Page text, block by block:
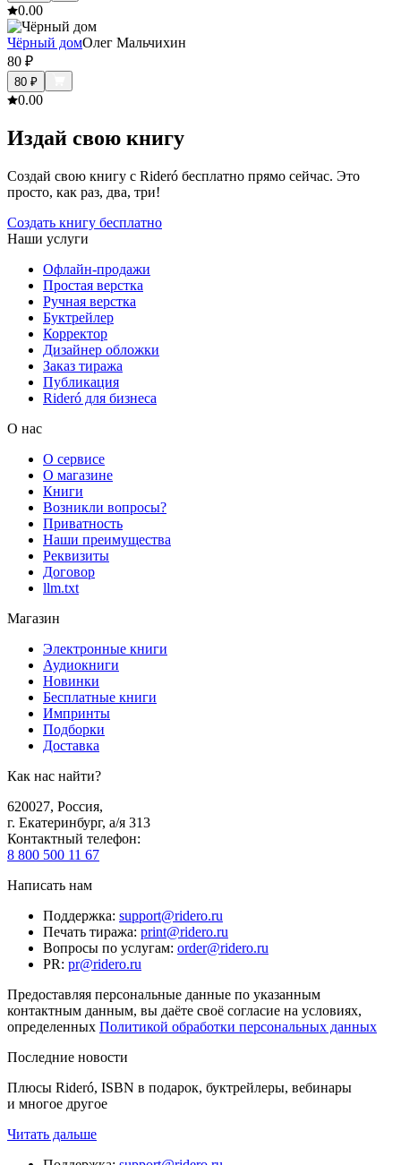
0.00
Чёрный домОлег Мальчихин
80 ₽
80 ₽
0.00
Издай свою книгу
Создай свою книгу с Rideró бесплатно прямо сейчас. Это
просто, как раз, два, три!
Создать книгу бесплатно
Наши услуги
Офлайн-продажи
Простая верстка
Ручная верстка
Буктрейлер
Корректор
Дизайнер обложки
Заказ тиража
Публикация
Rideró для бизнеса
О нас
О сервисе
О магазине
Книги
Возникли вопросы?
Приватность
Наши преимущества
Реквизиты
Договор
llm.txt
Магазин
Электронные книги
Аудиокниги
Новинки
Бесплатные книги
Импринты
Подборки
Доставка
Как нас найти?
620027, Россия,
г. Екатеринбург, а/я 313
Контактный телефон:
8 800 500 11 67
Написать нам
Поддержка: support@ridero.ru
Печать тиража: print@ridero.ru
Вопросы по услугам: order@ridero.ru
PR: pr@ridero.ru
Предоставляя персональные данные по указанным
контактным данным, вы даёте своё согласие на условиях,
определенных Политикой обработки персональных данных
Последние новости
Плюсы Rideró, ISBN в подарок, буктрейлеры, вебинары
и многое другое
Читать дальше